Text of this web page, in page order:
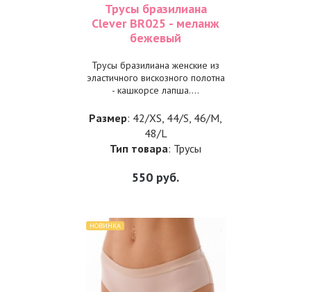
Трусы бразилиана
Clever BR025 - меланж
бежевый
Трусы бразилиана женские из
эластичного вискозного полотна
- кашкорсе лапша....
Размер: 42/XS, 44/S, 46/M,
48/L
Тип товара: Трусы
550 руб.
НОВИНКА